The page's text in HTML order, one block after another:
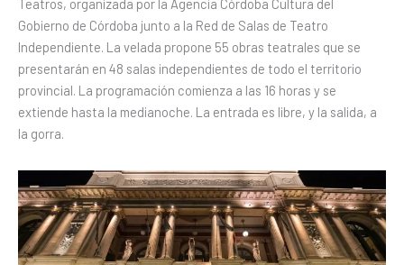
Teatros, organizada por la Agencia Córdoba Cultura del
Gobierno de Córdoba junto a la Red de Salas de Teatro
Independiente. La velada propone 55 obras teatrales que se
presentarán en 48 salas independientes de todo el territorio
provincial. La programación comienza a las 16 horas y se
extiende hasta la medianoche. La entrada es libre, y la salida, a
la gorra.